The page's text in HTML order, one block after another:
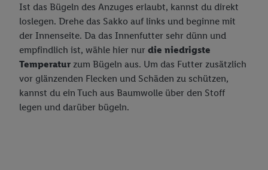
Ist das Bügeln des Anzuges erlaubt, kannst du direkt
loslegen. Drehe das Sakko auf links und beginne mit
der Innenseite. Da das Innenfutter sehr dünn und
empfindlich ist, wähle hier nur die niedrigste
Temperatur zum Bügeln aus. Um das Futter zusätzlich
vor glänzenden Flecken und Schäden zu schützen,
kannst du ein Tuch aus Baumwolle über den Stoff
legen und darüber bügeln.